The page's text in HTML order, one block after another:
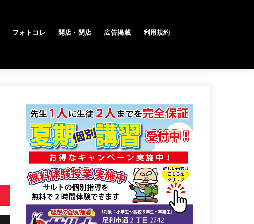
フォトコレ 開店・閉店 広告掲載 利用規約